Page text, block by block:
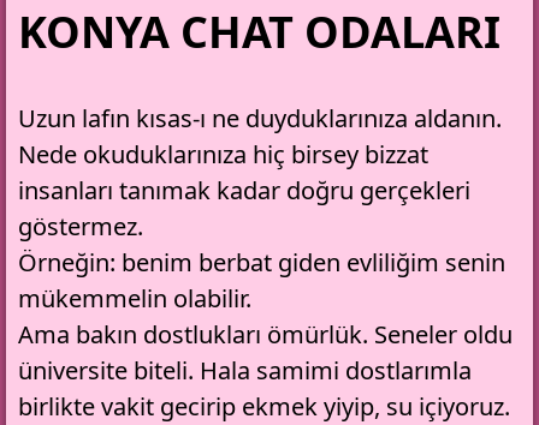
KONYA CHAT ODALARI
Uzun lafın kısas-ı ne duyduklarınıza aldanın.
Nede okuduklarınıza hiç birsey bizzat
insanları tanımak kadar doğru gerçekleri
göstermez.
Örneğin: benim berbat giden evliliğim senin
mükemmelin olabilir.
Ama bakın dostlukları ömürlük. Seneler oldu
üniversite biteli. Hala samimi dostlarımla
birlikte vakit gecirip ekmek yiyip, su içiyoruz.